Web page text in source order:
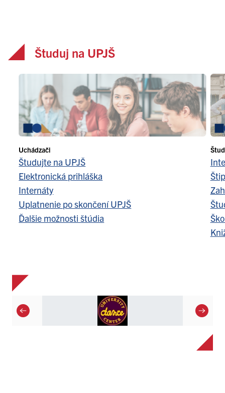
Študuj na UPJŠ
Uchádzači
Študujte na UPJŠ
Elektronická prihláška
Internáty
Uplatnenie po skončení UPJŠ
Ďalšie možnosti štúdia